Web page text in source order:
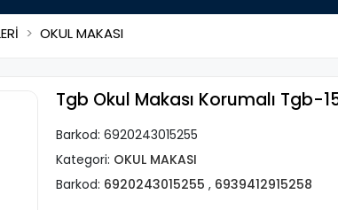
OKUL MAKASI
Tgb Okul Makası Korumalı Tgb-
Barkod: 6920243015255
Kategori: OKUL MAKASI
Barkod: 6920243015255 , 6939412915258